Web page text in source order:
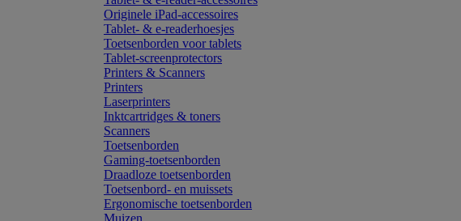
Originele iPad-accessoires
Tablet- & e-readerhoesjes
Toetsenborden voor tablets
Tablet-screenprotectors
Printers & Scanners
Printers
Laserprinters
Inktcartridges & toners
Scanners
Toetsenborden
Gaming-toetsenborden
Draadloze toetsenborden
Toetsenbord- en muissets
Ergonomische toetsenborden